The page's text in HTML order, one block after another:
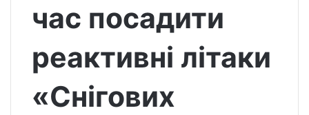
час посадити
реактивні літаки
«Снігових